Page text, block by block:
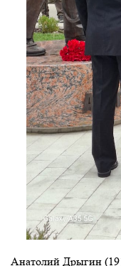
Анатолий Дрыгин